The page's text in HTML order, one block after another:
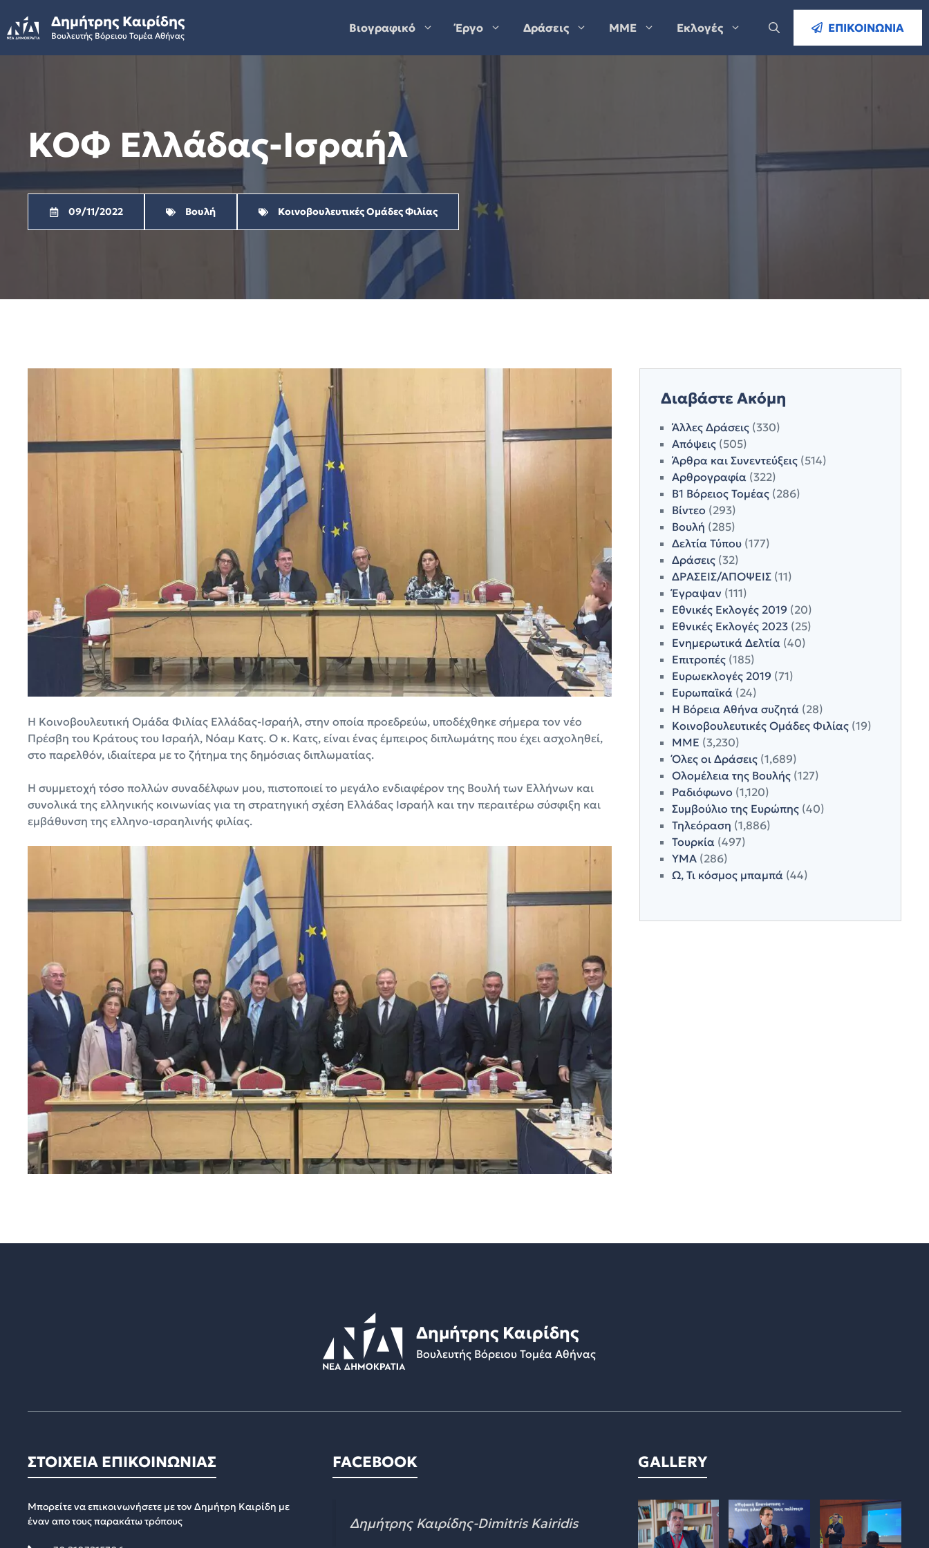
to
content
Δημήτρης Καιρίδης
Βουλευτής Βόρειου Τομέα Αθήνας
Βιογραφικό Έργο Δράσεις ΜΜΕ Εκλογές ΕΠΙΚΟΙΝΩΝΙΑ
ΚΟΦ Ελλάδας-Ισραήλ
09/11/2022 Βουλή Κοινοβουλευτικές Ομάδες Φιλίας
Η Κοινοβουλευτική Ομάδα Φιλίας Ελλάδας-Ισραήλ, στην οποία προεδρεύω, υποδέχθηκε σήμερα τον νέο
Πρέσβη του Κράτους του Ισραήλ, Νόαμ Κατς. Ο κ. Κατς, είναι ένας έμπειρος διπλωμάτης που έχει ασχοληθεί,
στο παρελθόν, ιδιαίτερα με το ζήτημα της δημόσιας διπλωματίας.
Η συμμετοχή τόσο πολλών συναδέλφων μου, πιστοποιεί το μεγάλο ενδιαφέρον της Βουλή των Ελλήνων και
συνολικά της ελληνικής κοινωνίας για τη στρατηγική σχέση Ελλάδας Ισραήλ και την περαιτέρω σύσφιξη και
εμβάθυνση της ελληνο-ισραηλινής φιλίας.
Διαβάστε Ακόμη
Άλλες Δράσεις(330)
Απόψεις(505)
Άρθρα και Συνεντεύξεις(514)
Αρθρογραφία(322)
Β1 Βόρειος Τομέας(286)
Βίντεο (293)
Βουλή (285)
Δελτία Τύπου(177)
Δράσεις(32)
ΔΡΑΣΕΙΣ/ΑΠΟΨΕΙΣ(11)
Έγραψαν (111)
Εθνικές Εκλογές 2019 (20)
Εθνικές Εκλογές 2023(25)
Ενημερωτικά Δελτία(40)
Επιτροπές(185)
Ευρωεκλογές 2019 (71)
Ευρωπαϊκά(24)
Η Βόρεια Αθήνα συζητά(28)
Κοινοβουλευτικές Ομάδες Φιλίας(19)
ΜΜΕ (3,230)
Όλες οι Δράσεις(1,689)
Ολομέλεια της Βουλής(127)
Ραδιόφωνο (1,120)
Συμβούλιο της Ευρώπης(40)
Τηλεόραση (1,886)
Τουρκία(497)
ΥΜΑ(286)
Ω, Τι κόσμος μπαμπά(44)
Δημήτρης Καιρίδης
Βουλευτής Βόρειου Τομέα Αθήνας
ΣΤΟΙΧΕΙΑ ΕΠΙΚΟΙΝΩΝΙΑΣ
Μπορείτε να επικοινωνήσετε με τον Δημήτρη Καιρίδη με
έναν απο τους παρακάτω τρόπους
FACEBOOK
Δημήτρης Καιρίδης-Dimitris Kairidis
GALLERY